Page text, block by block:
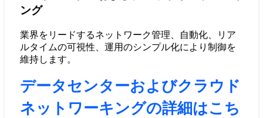
ング
業界をリードするネットワーク管理、自動化、リア
ルタイムの可視性、運用のシンプル化により制御を
維持します。
データセンターおよびクラウド
ネットワーキングの詳細はこち